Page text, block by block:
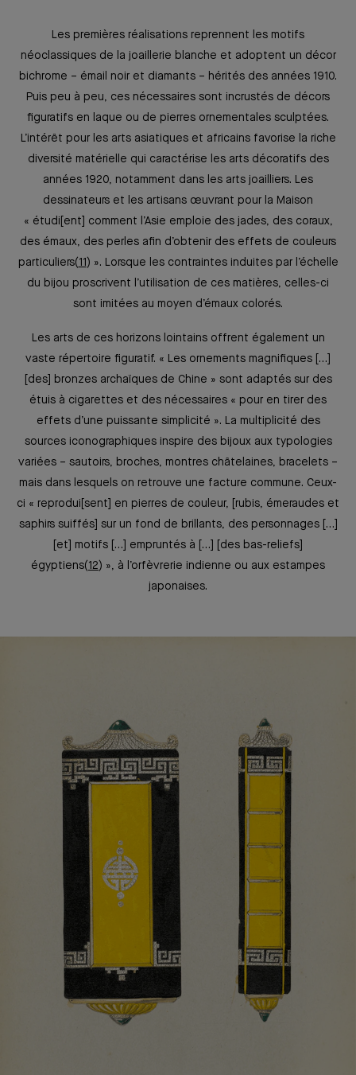
Les premières réalisations reprennent les motifs
néoclassiques de la joaillerie blanche et adoptent un décor
bichrome –⁠ émail noir et diamants ⁠– hérités des années 1910.
Puis peu à peu, ces nécessaires sont incrustés de décors
figuratifs en laque ou de pierres ornementales sculptées.
L’intérêt pour les arts asiatiques et africains favorise la riche
diversité matérielle qui caractérise les arts décoratifs des
années 1920, notamment dans les arts joailliers. Les
dessinateurs et les artisans œuvrant pour la Maison
« étudi[ent] comment l’Asie emploie des jades, des coraux,
des émaux, des perles afin d’obtenir des effets de couleurs
particuliers 11
». Lorsque les contraintes induites par l’échelle
du bijou proscrivent l’utilisation de ces matières, celles-ci
sont imitées au moyen d’émaux colorés.
Les arts de ces horizons lointains offrent également un
vaste répertoire figuratif. « Les ornements magnifiques […]
[des] bronzes archaïques de Chine » sont adaptés sur des
étuis à cigarettes et des nécessaires « pour en tirer des
effets d’une puissante simplicité ». La multiplicité des
sources iconographiques inspire des bijoux aux typologies
variées –⁠ sautoirs, broches, montres châtelaines, bracelets ⁠–
mais dans lesquels on retrouve une facture commune. Ceux-
ci « reprodui[sent] en pierres de couleur, [rubis, émeraudes et
saphirs suiffés] sur un fond de brillants, des personnages […]
[et] motifs […] empruntés à […] [des bas-reliefs]
égyptiens 12
», à l’orfèvrerie indienne ou aux estampes
japonaises.